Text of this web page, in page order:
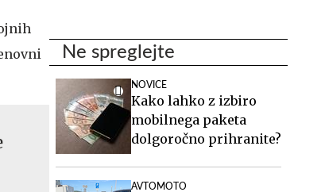
Ne spreglejte
NOVICE
Kako lahko z izbiro
mobilnega paketa
dolgoročno prihranite?
AVTOMOTO